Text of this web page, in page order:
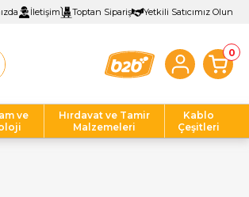
İletişim Toptan Sipariş Yetkili Satıcımız Olun
0
ve
Hırdavat ve Tamir
Malzemeleri
Kablo
Çeşitleri